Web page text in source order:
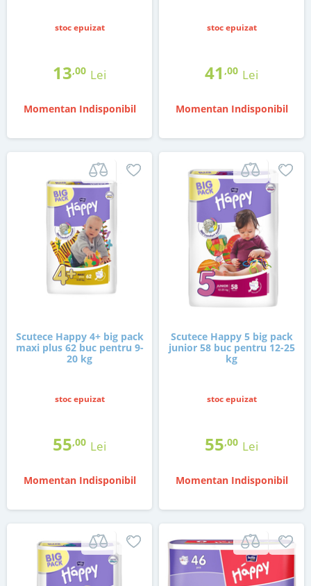
stoc epuizat
13,00 Lei
Momentan Indisponibil
stoc epuizat
41 ,00 Lei
Momentan Indisponibil
Scutece Happy 4+ big pack
maxi plus 62 buc pentru 9-
20 kg
stoc epuizat
55,00 Lei
Momentan Indisponibil
Scutece Happy 5 big pack
junior 58 buc pentru 12-25
kg
stoc epuizat
55,00 Lei
Momentan Indisponibil